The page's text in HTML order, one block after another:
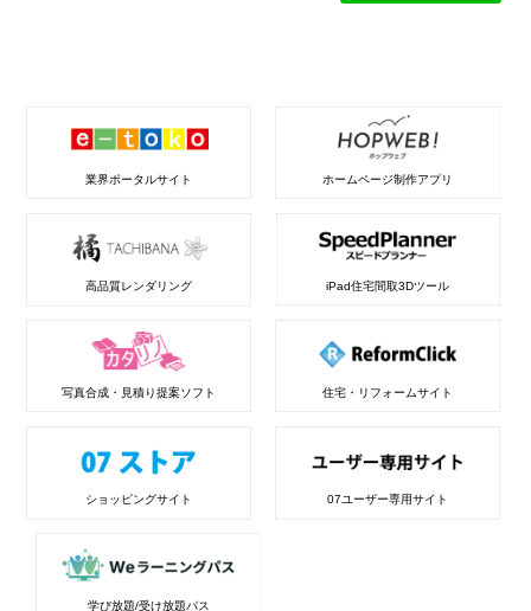
業界ポータルサイト ホームページ制作アプリ
高品質レンダリング iPad住宅間取3Dツール
写真合成・見積り提案ソフト 住宅・リフォームサイト
ショッピングサイト 07ユーザー専用サイト
学び放題/受け放題パス